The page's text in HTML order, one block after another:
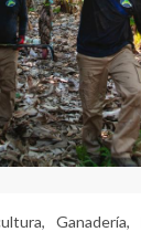
Ganadería,